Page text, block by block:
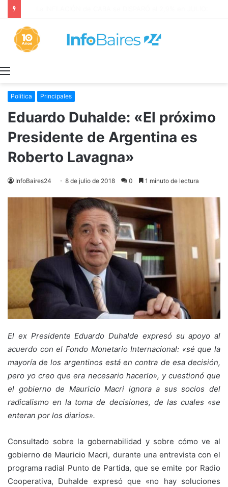
Política Principales
Eduardo Duhalde: «El próximo
Presidente de Argentina es
Roberto Lavagna»
InfoBaires24 8 de julio de 2018 0 1 minuto de lectura
El ex Presidente Eduardo Duhalde expresó su apoyo al
acuerdo con el Fondo Monetario Internacional: «sé que la
mayoría de los argentinos está en contra de esa decisión,
pero yo creo que era necesario hacerlo», y cuestionó que
el gobierno de Mauricio Macri ignora a sus socios del
radicalismo en la toma de decisiones, de las cuales «se
enteran por los diarios».
Consultado sobre la gobernabilidad y sobre cómo ve al
gobierno de Mauricio Macri, durante una entrevista con el
programa radial Punto de Partida, que se emite por Radio
Cooperativa, Duhalde expresó que «no hay soluciones